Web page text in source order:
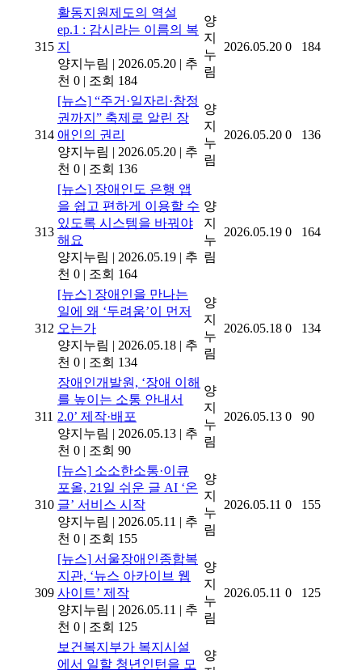
315
활동지원제도의 역설
ep.1 : 감시라는 이름의 복
지
양지누림 | 2026.05.20 | 추
천 0 | 조회 184
양
지
누
림
2026.05.20 0 184
314
[뉴스] “주거·일자리·참정
권까지” 축제로 알린 장
애인의 권리
양지누림 | 2026.05.20 | 추
천 0 | 조회 136
양
지
누
림
2026.05.20 0 136
313
[뉴스] 장애인도 은행 앱
을 쉽고 편하게 이용할 수
있도록 시스템을 바꿔야
해요
양지누림 | 2026.05.19 | 추
천 0 | 조회 164
양
지
누
림
2026.05.19 0 164
312
[뉴스] 장애인을 만나는
일에 왜 ‘두려움’이 먼저
오는가
양지누림 | 2026.05.18 | 추
천 0 | 조회 134
양
지
누
림
2026.05.18 0 134
311
장애인개발원, ‘장애 이해
를 높이는 소통 안내서
2.0’ 제작·배포
양지누림 | 2026.05.13 | 추
천 0 | 조회 90
양
지
누
림
2026.05.13 0 90
310
[뉴스] 소소한소통·이큐
포올, 21일 쉬운 글 AI ‘온
글’ 서비스 시작
양지누림 | 2026.05.11 | 추
천 0 | 조회 155
양
지
누
림
2026.05.11 0 155
309
[뉴스] 서울장애인종합복
지관, ‘뉴스 아카이브 웹
사이트’ 제작
양지누림 | 2026.05.11 | 추
천 0 | 조회 125
양
지
누
림
2026.05.11 0 125
보건복지부가 복지시설
에서 일할 청년인턴을 모
양